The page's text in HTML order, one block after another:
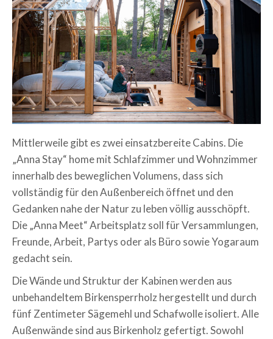
Mittlerweile gibt es zwei einsatzbereite Cabins. Die
„Anna Stay“ home mit Schlafzimmer und Wohnzimmer
innerhalb des beweglichen Volumens, dass sich
vollständig für den Außenbereich öffnet und den
Gedanken nahe der Natur zu leben völlig ausschöpft.
Die „Anna Meet“ Arbeitsplatz soll für Versammlungen,
Freunde, Arbeit, Partys oder als Büro sowie Yogaraum
gedacht sein.
Die Wände und Struktur der Kabinen werden aus
unbehandeltem Birkensperrholz hergestellt und durch
fünf Zentimeter Sägemehl und Schafwolle isoliert. Alle
Außenwände sind aus Birkenholz gefertigt. Sowohl